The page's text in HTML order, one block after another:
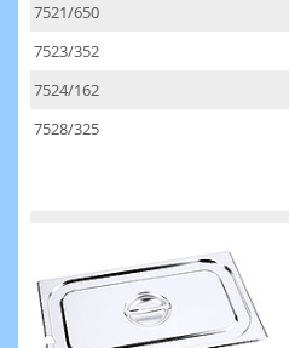
7521/650
7523/352
7524/162
7528/325